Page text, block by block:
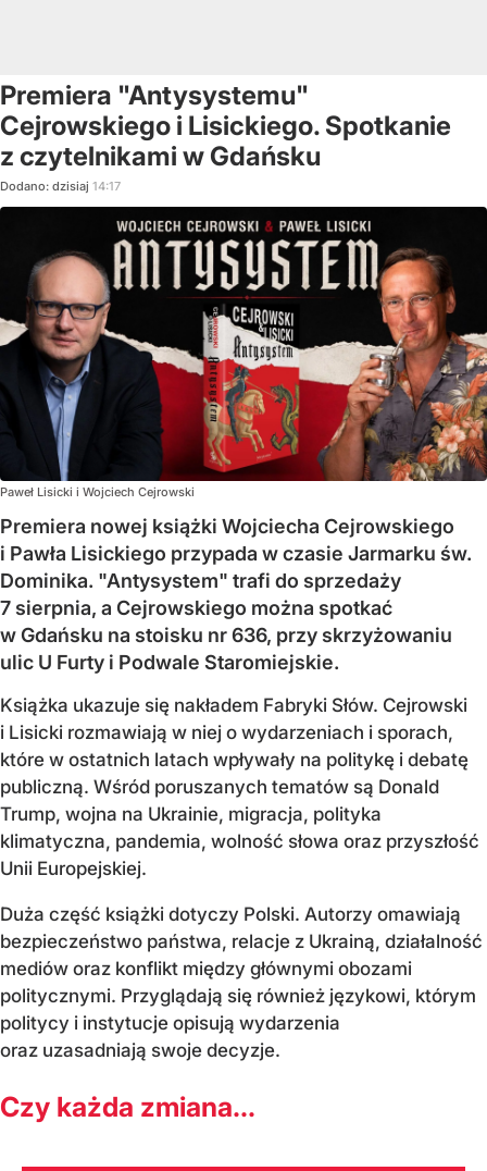
Premiera "Antysystemu"
Cejrowskiego i Lisickiego. Spotkanie
z czytelnikami w Gdańsku
Dodano: dzisiaj 14:17
Paweł Lisicki i Wojciech Cejrowski
Premiera nowej książki Wojciecha Cejrowskiego
i Pawła Lisickiego przypada w czasie Jarmarku św.
Dominika. "Antysystem" trafi do sprzedaży
7 sierpnia, a Cejrowskiego można spotkać
w Gdańsku na stoisku nr 636, przy skrzyżowaniu
ulic U Furty i Podwale Staromiejskie.
Książka ukazuje się nakładem Fabryki Słów. Cejrowski
i Lisicki rozmawiają w niej o wydarzeniach i sporach,
które w ostatnich latach wpływały na politykę i debatę
publiczną. Wśród poruszanych tematów są Donald
Trump, wojna na Ukrainie, migracja, polityka
klimatyczna, pandemia, wolność słowa oraz przyszłość
Unii Europejskiej.
Duża część książki dotyczy Polski. Autorzy omawiają
bezpieczeństwo państwa, relacje z Ukrainą, działalność
mediów oraz konflikt między głównymi obozami
politycznymi. Przyglądają się również językowi, którym
politycy i instytucje opisują wydarzenia
oraz uzasadniają swoje decyzje.
Czy każda zmiana...